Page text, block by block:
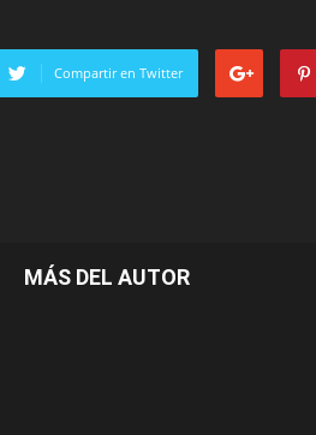
Compartir en Twitter
MÁS DEL AUTOR